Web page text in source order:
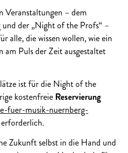
Veranstaltungen – dem
der „Night of the Profs“ –
alle, die wissen wollen, wie ein
am Puls der Zeit ausgestaltet
ist für die Night of the
kostenfreieReservierung
fuer-musik-nuernberg-
erforderlich.
Zukunft selbst in die Hand und